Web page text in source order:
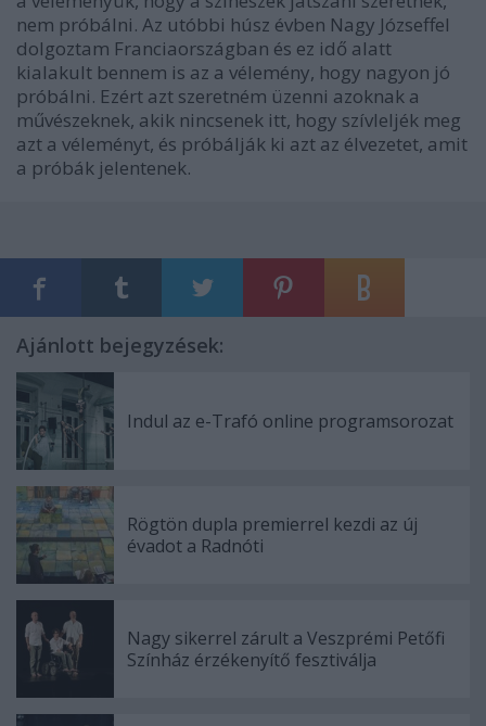
nem próbálni. Az utóbbi húsz évben Nagy Józseffel
dolgoztam Franciaországban és ez idő alatt
kialakult bennem is az a vélemény, hogy nagyon jó
próbálni. Ezért azt szeretném üzenni azoknak a
művészeknek, akik nincsenek itt, hogy szívleljék meg
azt a véleményt, és próbálják ki azt az élvezetet, amit
a próbák jelentenek.
Ajánlott bejegyzések:
Indul az e-Trafó online programsorozat
Rögtön dupla premierrel kezdi az új
évadot a Radnóti
Nagy sikerrel zárult a Veszprémi Petőfi
Színház érzékenyítő fesztiválja